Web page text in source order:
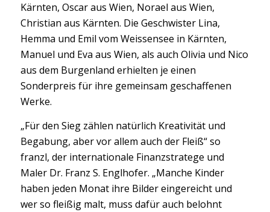
Kärnten, Oscar aus Wien, Norael aus Wien,
Christian aus Kärnten. Die Geschwister Lina,
Hemma und Emil vom Weissensee in Kärnten,
Manuel und Eva aus Wien, als auch Olivia und Nico
aus dem Burgenland erhielten je einen
Sonderpreis für ihre gemeinsam geschaffenen
Werke.
„Für den Sieg zählen natürlich Kreativität und
Begabung, aber vor allem auch der Fleiß“ so
franzl, der internationale Finanzstratege und
Maler Dr. Franz S. Englhofer. „Manche Kinder
haben jeden Monat ihre Bilder eingereicht und
wer so fleißig malt, muss dafür auch belohnt